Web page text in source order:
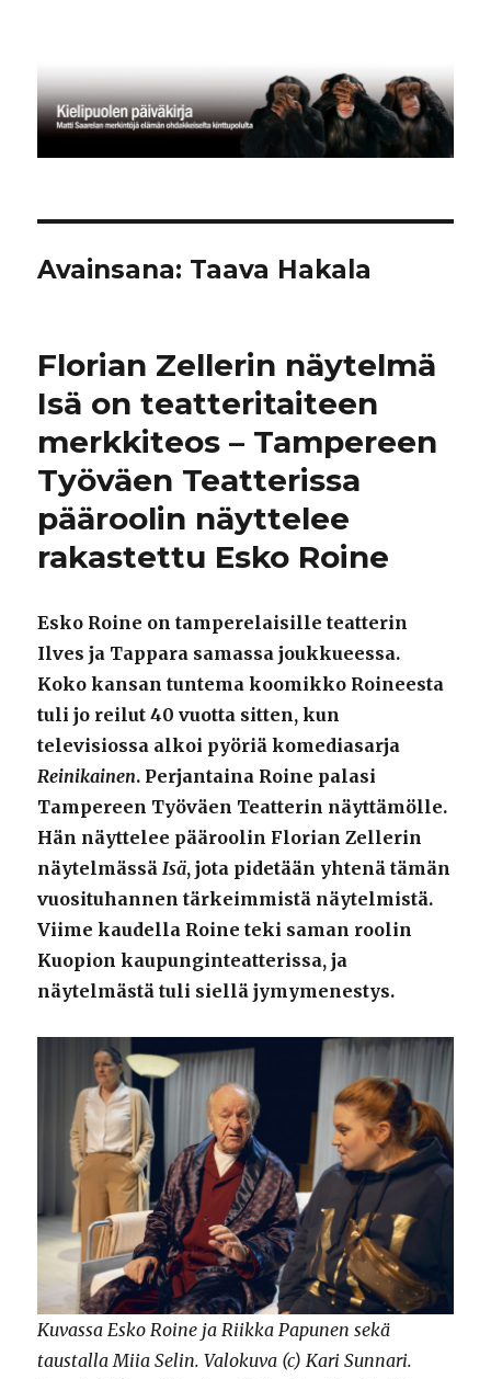
Avainsana: Taava Hakala
Florian Zellerin näytelmä
Isä on teatteritaiteen
merkkiteos – Tampereen
Työväen Teatterissa
pääroolin näyttelee
rakastettu Esko Roine
Esko Roine on tamperelaisille teatterin
Ilves ja Tappara samassa joukkueessa.
Koko kansan tuntema koomikko Roineesta
tuli jo reilut 40 vuotta sitten, kun
televisiossa alkoi pyöriä komediasarja
Reinikainen. Perjantaina Roine palasi
Tampereen Työväen Teatterin näyttämölle.
Hän näyttelee pääroolin Florian Zellerin
näytelmässäIsä, jota pidetään yhtenä tämän
vuosituhannen tärkeimmistä näytelmistä.
Viime kaudella Roine teki saman roolin
Kuopion kaupunginteatterissa, ja
näytelmästä tuli siellä jymymenestys.
Kuvassa Esko Roine ja Riikka Papunen sekä
taustalla Miia Selin. Valokuva (c) Kari Sunnari.